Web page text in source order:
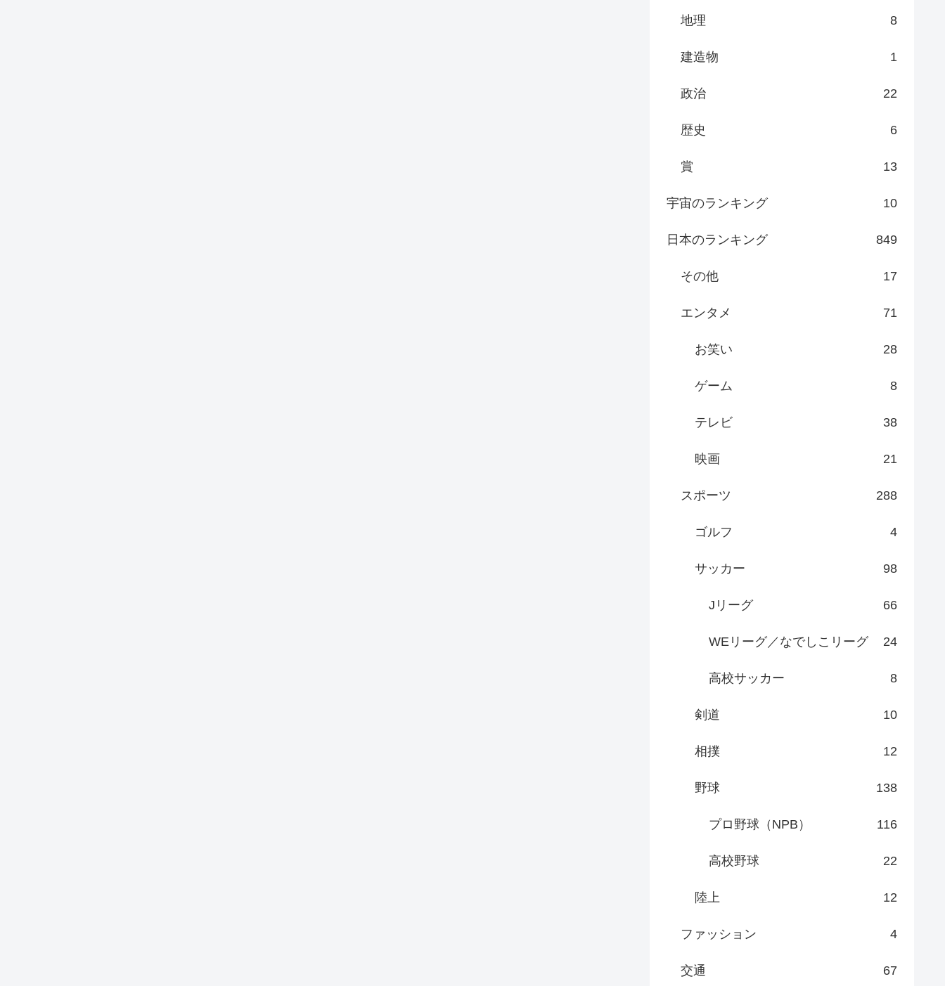
地理 8
建造物 1
政治 22
歴史 6
賞 13
宇宙のランキング 10
日本のランキング 849
その他 17
エンタメ 71
お笑い 28
ゲーム 8
テレビ 38
映画 21
スポーツ 288
ゴルフ 4
サッカー 98
Jリーグ 66
WEリーグ／なでしこリーグ 24
高校サッカー 8
剣道 10
相撲 12
野球 138
プロ野球（NPB） 116
高校野球 22
陸上 12
ファッション 4
交通 67